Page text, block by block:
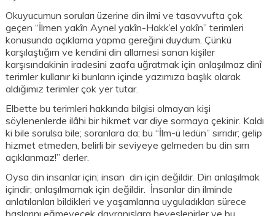
Okuyucumun soruları üzerine din ilmi ve tasavvufta çok
geçen “İlmen yakîn Aynel yakîn-Hakk’el yakîn” terimleri
konusunda açıklama yapma gereğini duydum. Çünkü
karşılaştığım ve kendini din allamesi sanan kişiler
karşısındakinin iradesini zaafa uğratmak için anlaşılmaz dinî
terimler kullanır ki bunların içinde yazımıza başlık olarak
aldığımız terimler çok yer tutar.
Elbette bu terimleri hakkında bilgisi olmayan kişi
söylenenlerde ilâhi bir hikmet var diye sormaya çekinir. Kaldı
ki bile sorulsa bile; soranlara da; bu “İlm-ü ledün” sırrıdır; gelip
hizmet etmeden, belirli bir seviyeye gelmeden bu din sırrı
açıklanmaz!” derler.
Oysa din insanlar için; insan din için değildir. Din anlaşılmak
içindir; anlaşılmamak için değildir. İnsanlar din ilminde
anlatılanları bildikleri ve yaşamlarına uyguladıkları sürece